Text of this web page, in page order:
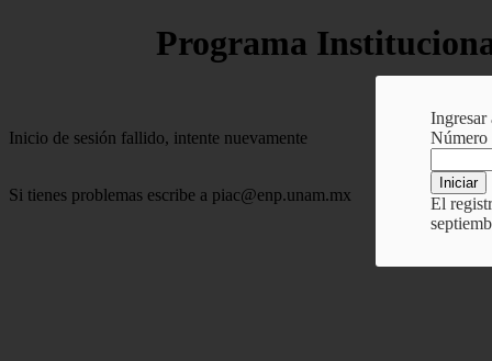
Programa
Inicio de sesión fallido, intente nuevamente
Número
El
Si tienes problemas escribe a piac@enp.unam.mx